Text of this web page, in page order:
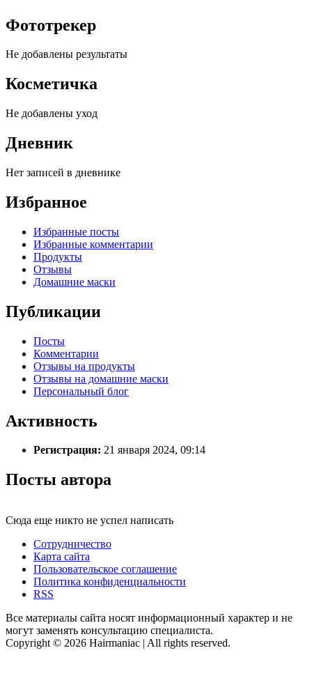
Фототрекер
Не добавлены результаты
Косметичка
Не добавлены уход
Дневник
Нет записей в дневнике
Избранное
Избранные посты
Избранные комментарии
Продукты
Отзывы
Домашние маски
Публикации
Посты
Комментарии
Отзывы на продукты
Отзывы на домашние маски
Персональный блог
Активность
Регистрация: 21 января 2024, 09:14
Посты автора
Сюда еще никто не успел написать
Сотрудничество
Карта сайта
Пользовательское соглашение
Политика конфиденциальности
RSS
Все материалы сайта носят информационный характер и не
могут заменять консультацию специалиста.
Copyright © 2026 Hairmaniac | All rights reserved.